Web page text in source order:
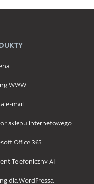
WWW
e-mail
sklepu internetowego
Office 365
Telefoniczny AI
dla WordPressa